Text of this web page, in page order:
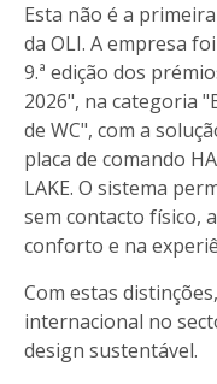
Esta não é a
da OLI. A empresa
9.ª edição dos
2026", na categoria
de WC", com a
placa de comando
LAKE. O sistema
sem contacto físico,
conforto e na
Com estas
internacional no
design sustentável.